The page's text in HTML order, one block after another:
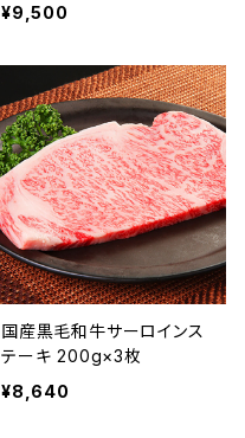
¥9,500
国産黒毛和牛サーロインス
テーキ 200g×3枚
¥8,640